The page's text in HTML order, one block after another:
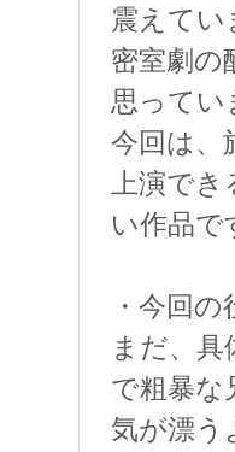
震えてい
密室劇の
思ってい
今回は、
上演で
い作品で
・今回
まだ、
で粗暴な
気が漂う